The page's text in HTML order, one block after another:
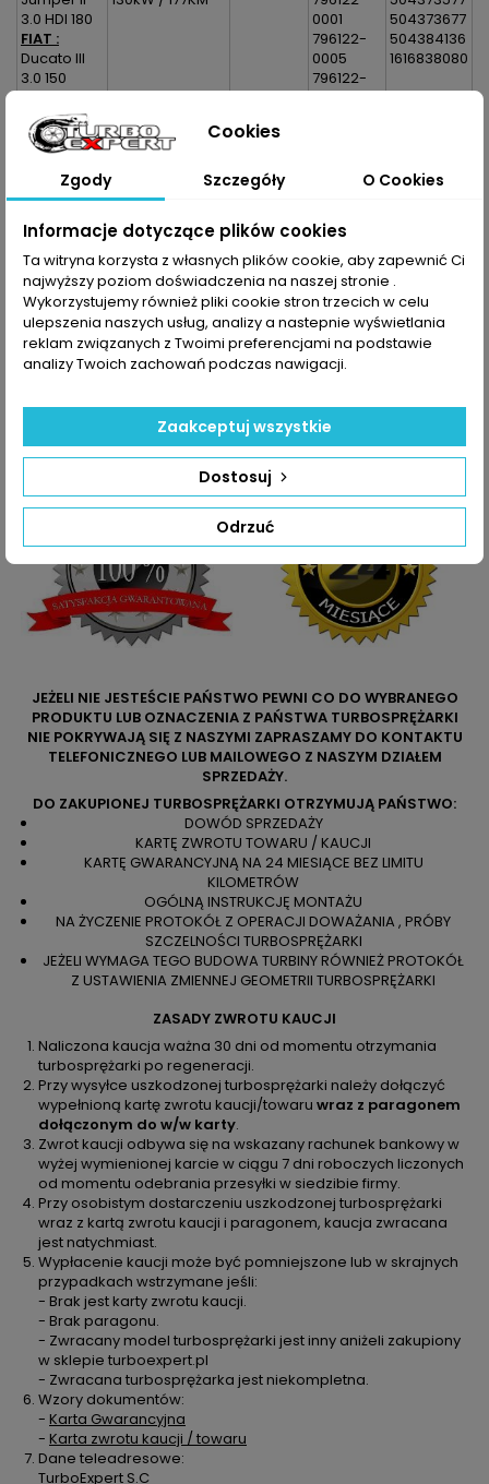
3.0 HDI 180
FIAT :
Ducato III
3.0 150
Multijet
Ducato III
3.0 180
Multijet
PEUGEOT :
Boxer II 3.0
Boxer II 3.0
HDI 180
0001
796122-
0005
796122-
0007
796122-
5001S
796122-
5005S
796122-
5007S
504373677
504384136
1616838080
Dane zawarte w tabeli mogą odbiegać od rzeczywistości.
Najlepszym kryterium doboru części jest sprawdzenie
numerów producenta na uszkodzonej części.
JEŻELI NIE JESTEŚCIE PAŃSTWO PEWNI CO DO WYBRANEGO
PRODUKTU LUB OZNACZENIA Z PAŃSTWA TURBOSPRĘŻARKI
NIE POKRYWAJĄ SIĘ Z NASZYMI ZAPRASZAMY DO KONTAKTU
TELEFONICZNEGO LUB MAILOWEGO Z NASZYM DZIAŁEM
SPRZEDAŻY.
DO ZAKUPIONEJ TURBOSPRĘŻARKI OTRZYMUJĄ PAŃSTWO:
DOWÓD SPRZEDAŻY
KARTĘ ZWROTU TOWARU / KAUCJI
KARTĘ GWARANCYJNĄ NA 24 MIESIĄCE BEZ LIMITU
KILOMETRÓW
OGÓLNĄ INSTRUKCJĘ MONTAŻU
NA ŻYCZENIE PROTOKÓŁ Z OPERACJI DOWAŻANIA , PRÓBY
SZCZELNOŚCI TURBOSPRĘŻARKI
JEŻELI WYMAGA TEGO BUDOWA TURBINY RÓWNIEŻ PROTOKÓŁ
Z USTAWIENIA ZMIENNEJ GEOMETRII TURBOSPRĘŻARKI
ZASADY ZWROTU KAUCJI
Naliczona kaucja ważna 30 dni od momentu otrzymania
turbosprężarki po regeneracji.
Przy wysyłce uszkodzonej turbosprężarki należy dołączyć
wypełnioną kartę zwrotu kaucji/towaru wraz z paragonem
dołączonym do w/w karty.
Zwrot kaucji odbywa się na wskazany rachunek bankowy w
wyżej wymienionej karcie w ciągu 7 dni roboczych liczonych
od momentu odebrania przesyłki w siedzibie firmy.
Przy osobistym dostarczeniu uszkodzonej turbosprężarki
wraz z kartą zwrotu kaucji i paragonem, kaucja zwracana
jest natychmiast.
Wypłacenie kaucji może być pomniejszone lub w skrajnych
przypadkach wstrzymane jeśli:
- Brak jest karty zwrotu kaucji.
- Brak paragonu.
- Zwracany model turbosprężarki jest inny aniżeli zakupiony
w sklepie turboexpert.pl
- Zwracana turbosprężarka jest niekompletna.
Wzory dokumentów:
- Karta Gwarancyjna
- Karta zwrotu kaucji / towaru
Dane teleadresowe:
TurboExpert S.C
Cookies
Zgody Szczegóły O Cookies
Informacje dotyczące plików cookies
Ta witryna korzysta z własnych plików cookie, aby zapewnić Ci
najwyższy poziom doświadczenia na naszej stronie .
Wykorzystujemy również pliki cookie stron trzecich w celu
ulepszenia naszych usług, analizy a nastepnie wyświetlania
reklam związanych z Twoimi preferencjami na podstawie
analizy Twoich zachowań podczas nawigacji.
Odrzuć
Dostosuj
Zaakceptuj wszystkie